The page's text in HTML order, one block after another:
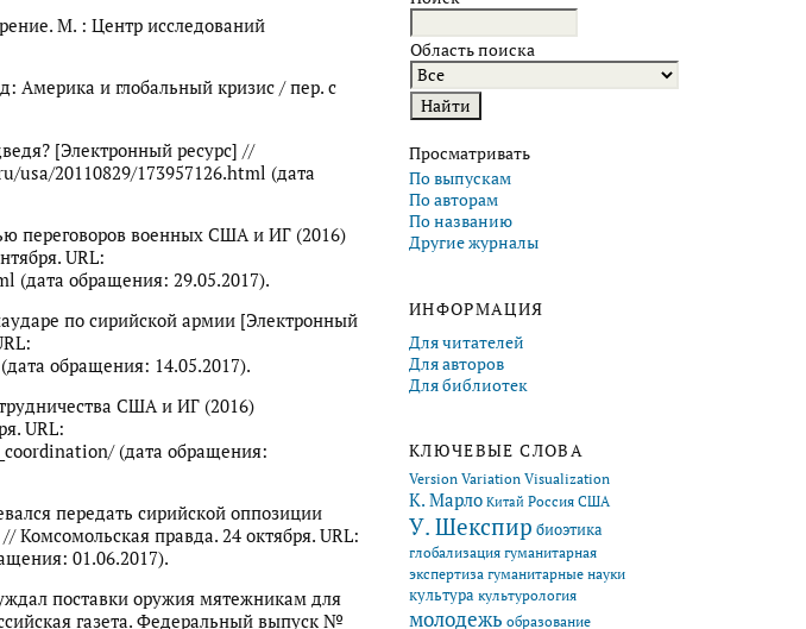
Область поиска
Просматривать
По выпускам
По авторам
По названию
Другие журналы
ИНФОРМАЦИЯ
Для читателей
Для авторов
Для библиотек
КЛЮЧЕВЫЕ СЛОВА
Version Variation Visualization
К. Марло Китай Россия США
У. Шекспир биоэтика
глобализациягуманитарная
экспертиза гуманитарные науки
культура культурология
молодежь образование
М. : Центр исследований
Америка и глобальный кризис / пер. с
[Электронный ресурс] //
usa/20110829/173957126.html (дата
переговоров военных США и ИГ (2016)
URL:
(дата обращения: 29.05.2017).
по сирийской армии [Электронный
обращения: 14.05.2017).
США и ИГ (2016)
URL:
(дата обращения:
передать сирийской оппозиции
Комсомольская правда. 24 октября. URL:
01.06.2017).
поставки оружия мятежникам для
газета. Федеральный выпуск №